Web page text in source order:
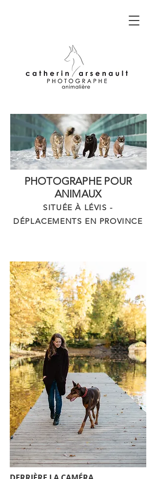
PHOTOGRAPHE POUR
ANIMAUX
SITUÉE À LÉVIS -
DÉPLACEMENTS EN PROVINCE